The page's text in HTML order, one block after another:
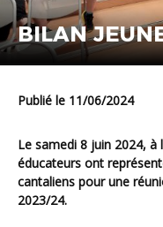
BILAN
Publié le 11/06/2024
Le samedi 8 juin 2024, à la Maison des sports d’Aurillac, 40
éducateurs ont
cantaliens pour une
2023/24.